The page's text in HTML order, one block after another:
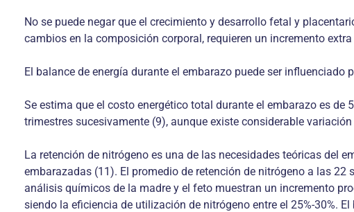
No se puede negar que el crecimiento y desarrollo fetal y
cambios en la composición corporal, requieren un incremento
El balance de energía durante el embarazo puede ser
Se estima que el costo energético total durante el embarazo es
trimestres sucesivamente (9), aunque existe considerable
La retención de nitrógeno es una de las necesidades teóricas del
embarazadas (11). El promedio de retención de nitrógeno a las
análisis químicos de la madre y el feto muestran un incremento
siendo la eficiencia de utilización de nitrógeno entre el 25%-30%.